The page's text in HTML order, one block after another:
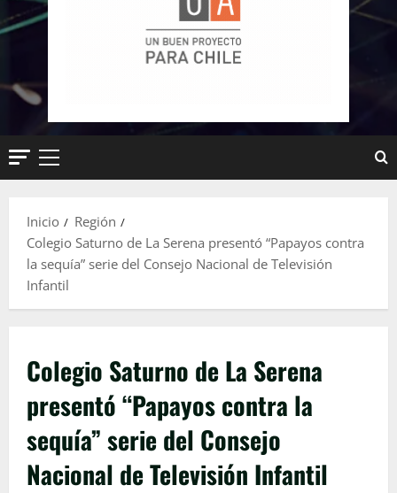
Menú
Inicio
Región
Colegio Saturno de La Serena presentó “Papayos contra
la sequía” serie del Consejo Nacional de Televisión
Infantil
Colegio Saturno de La Serena
presentó “Papayos contra la
sequía” serie del Consejo
Nacional de Televisión Infantil